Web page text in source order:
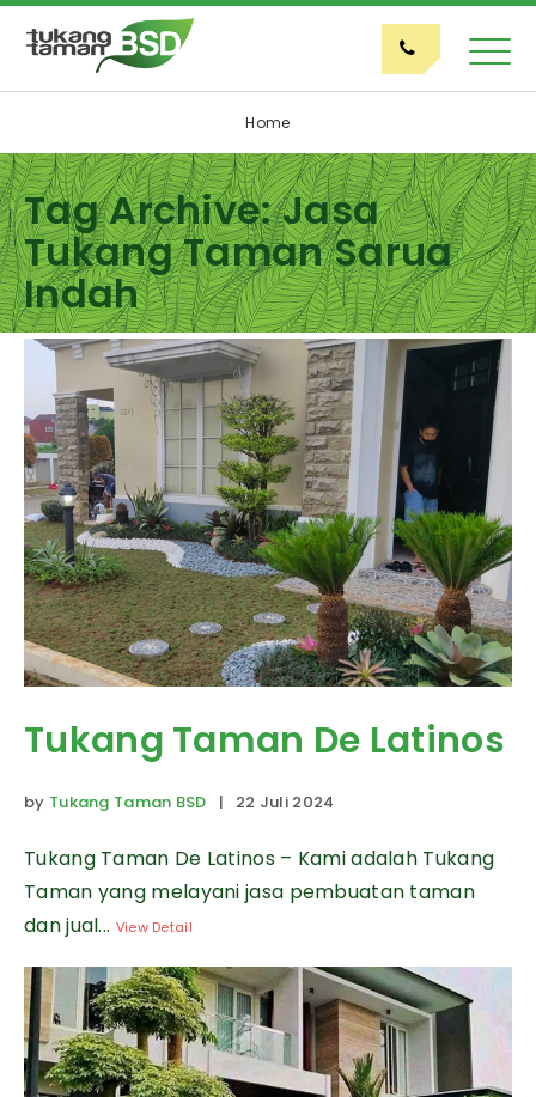
Home
Tag Archive: Jasa
Tukang Taman Sarua
Indah
Tukang Taman De Latinos
by Tukang Taman BSD | 22 Juli 2024
Tukang Taman De Latinos – Kami adalah Tukang
Taman yang melayani jasa pembuatan taman
dan jual... View Detail